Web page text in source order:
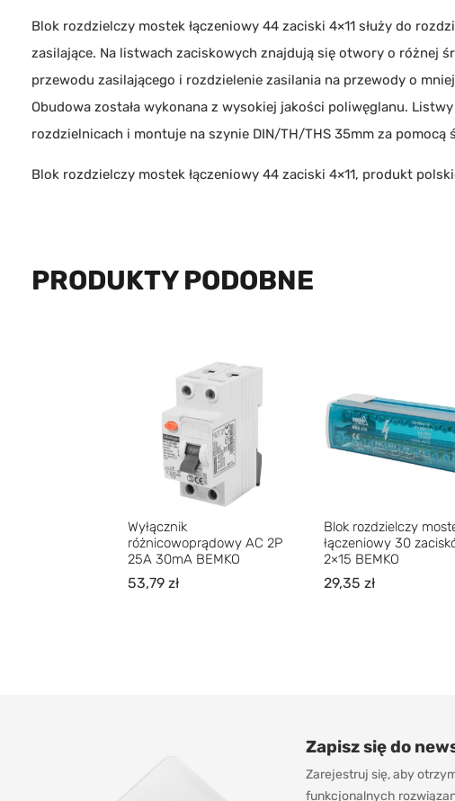
Blok rozdzielczy mostek łączeniowy 44 zaciski 4×11 służy do
zasilające. Na listwach zaciskowych znajdują się otwory o różnej
przewodu zasilającego i rozdzielenie zasilania na przewody o
Obudowa została wykonana z wysokiej jakości poliwęglanu.
rozdzielnicach i montuje na szynie DIN/TH/THS 35mm za pomocą
Blok rozdzielczy mostek łączeniowy 44 zaciski 4×11, produkt
PRODUKTY PODOBNE
Wyłącznik
różnicowoprądowy AC 2P
25A 30mA BEMKO
53,79 zł
Blok rozdzielczy
łączeniowy 30
2×15 BEMKO
29,35 zł
Zapisz się do
Zarejestruj się, aby
funkcjonalnych